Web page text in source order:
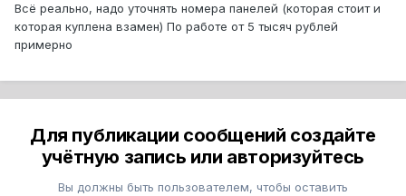
Всё реально, надо уточнять номера панелей (которая стоит и
которая куплена взамен) По работе от 5 тысяч рублей
примерно
Для публикации сообщений создайте
учётную запись или авторизуйтесь
Вы должны быть пользователем, чтобы оставить